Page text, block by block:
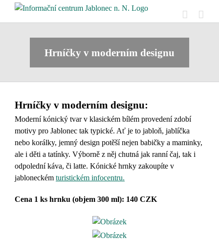
Hrníčky v moderním designu
Hrníčky v moderním designu:
Moderní kónický tvar v klasickém bílém provedení zdobí
motivy pro Jablonec tak typické. Ať je to jabloň, jablíčka
nebo korálky, jemný design potěší nejen babičky a maminky,
ale i děti a tatínky. Výborně z něj chutná jak ranní čaj, tak i
odpolední káva, či latte. Kónické hrnky zakoupíte v
jabloneckém turistickém infocentru.
Cena 1 ks hrnku (objem 300 ml): 140 CZK